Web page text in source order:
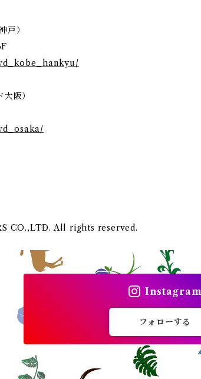
戸）
阪）
CO.,LTD. All rights reserved.
Instagram
フォローする